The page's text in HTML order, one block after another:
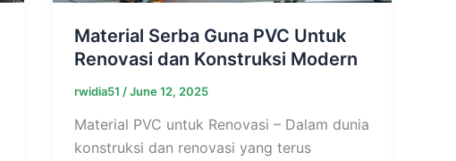
Material Serba Guna PVC Untuk
Renovasi dan Konstruksi Modern
rwidia51 /June 12, 2025
Material PVC untuk Renovasi – Dalam dunia
konstruksi dan renovasi yang terus